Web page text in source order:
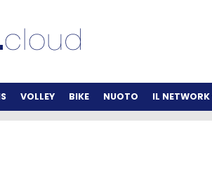
VOLLEY BIKE NUOTO IL NETWORK